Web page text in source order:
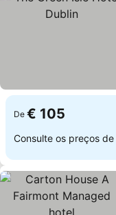
De € 105
Consulte os preços de